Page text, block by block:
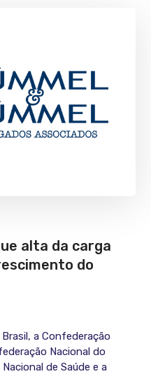
alta da carga
do
a Confederação
Nacional do
de Saúde e a